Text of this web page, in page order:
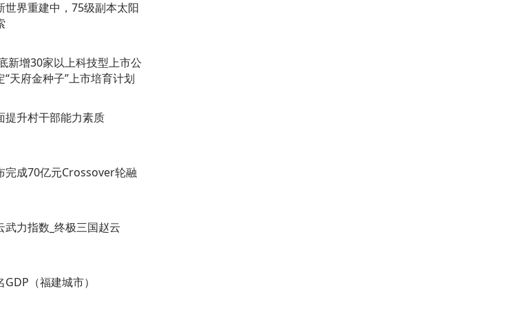
世界重建中，75级副本太阳
新增30家以上科技型上市公
“天府金种子”上市培育计划
提升村干部能力素质
完成70亿元Crossover轮融
武力指数_终极三国赵云
（福建城市）